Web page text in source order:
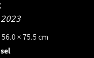
2023
× 75.5 cm